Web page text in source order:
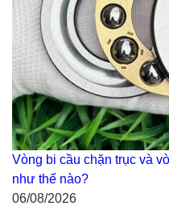
Vòng bi cầu chặn trục và
như thế nào?
06/08/2026